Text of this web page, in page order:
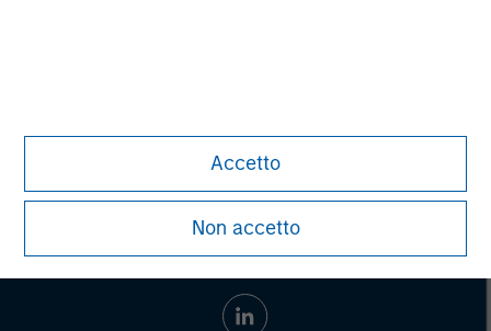
Accetto
Non accetto